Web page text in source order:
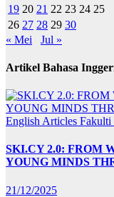
19 20 21 22 23 24 25
26 27 28 29 30
« Mei
Jul »
Artikel Bahasa
English Articles Fakulti
SKI.CY 2.0: FROM
YOUNG MINDS
21/12/2025